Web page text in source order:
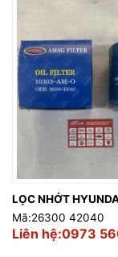
LỌC NHỚT
Mã:26300 42040
Liên hệ:0973